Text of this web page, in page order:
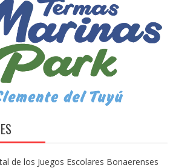
de los Juegos Escolares Bonaerenses